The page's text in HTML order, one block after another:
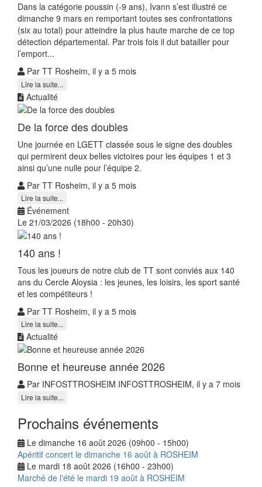
Dans la catégorie poussin (-9 ans), Ivann s’est illustré ce
dimanche 9 mars en remportant toutes ses confrontations
(six au total) pour atteindre la plus haute marche de ce top
détection départemental. Par trois fois il dut batailler pour
l’emport...
Par TT Rosheim, il y a 5 mois
Lire la suite...
Actualité
De la force des doubles
Une journée en LGETT classée sous le signe des doubles
qui permirent deux belles victoires pour les équipes 1 et 3
ainsi qu’une nulle pour l’équipe 2.
Par TT Rosheim, il y a 5 mois
Lire la suite...
Événement
Le 21/03/2026 (18h00 - 20h30)
140 ans !
Tous les joueurs de notre club de TT sont conviés aux 140
ans du Cercle Aloysia : les jeunes, les loisirs, les sport santé
et les compétiteurs !
Par TT Rosheim, il y a 5 mois
Lire la suite...
Actualité
Bonne et heureuse année 2026
Par INFOSTTROSHEIM INFOSTTROSHEIM, il y a 7 mois
Lire la suite...
Prochains événements
Le dimanche 16 août 2026 (09h00 - 15h00)
Apéritif concert le dimanche 16 août à ROSHEIM
Le mardi 18 août 2026 (16h00 - 23h00)
Marché de l'été le mardi 19 août à ROSHEIM